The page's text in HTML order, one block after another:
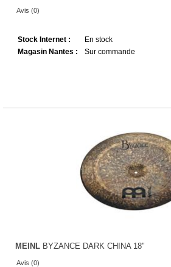
Avis (0)
Stock Internet :
En stock
Magasin Nantes :
Sur commande
MEINL BYZANCE DARK CHINA 18"
Avis (0)